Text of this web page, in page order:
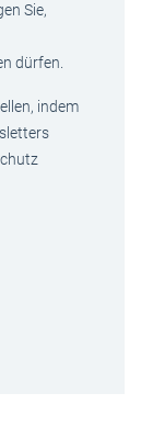
Sie,
dürfen.
indem